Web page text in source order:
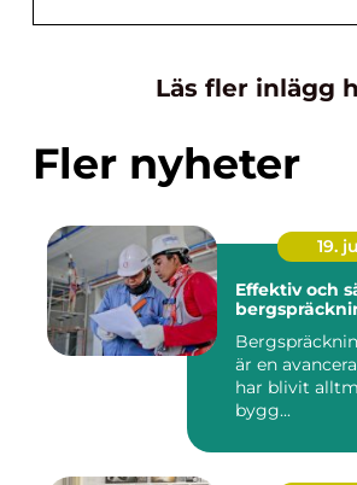
Läs fler inlägg
Fler nyheter
19.
Effektiv och
är en
har blivit
bygg...